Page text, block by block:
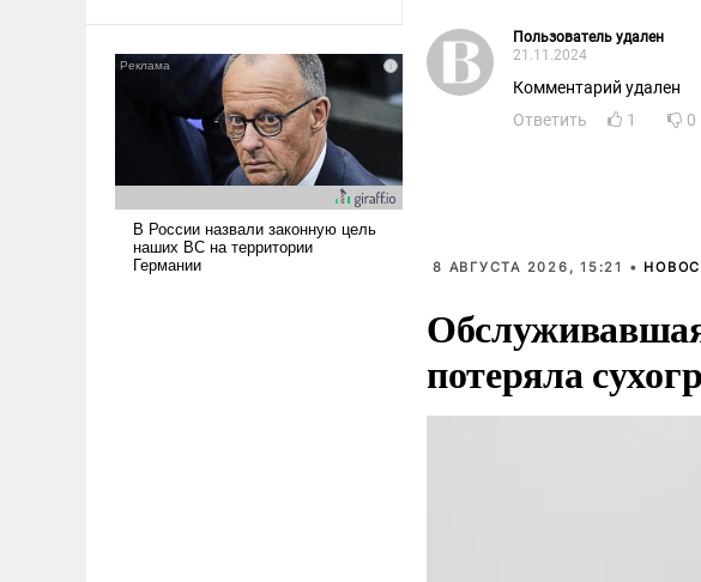
и ее реализация радикально
поднимет наши боевые
возможности.
Пользователь удален
21.11.2024
Комментарий удален
Ответить
1 0
8 АВГУСТА 2026, 15:21 •
потеряла